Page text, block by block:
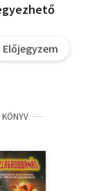
Rennadant
Előjegyzem
KÖNYV